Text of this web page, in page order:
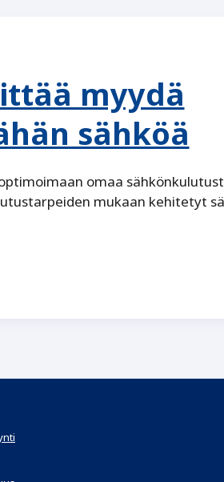
myydä
sähköä
omaa
mukaan kehitetyt